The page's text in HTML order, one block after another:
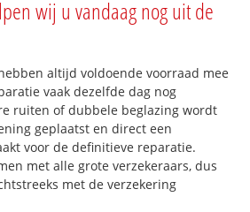
wij u vandaag nog uit de
altijd voldoende voorraad mee
vaak dezelfde dag nog
ruiten of dubbele beglazing wordt
geplaatst en direct een
voor de definitieve reparatie.
met alle grote verzekeraars, dus
met de verzekering